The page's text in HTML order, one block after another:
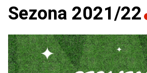
Sezona 2021/22